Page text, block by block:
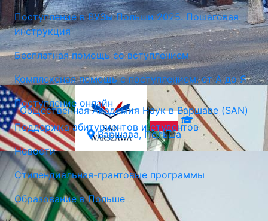
Общественная Академия Наук в Варшаве (SAN)
Варшава, Польша
Поступление в ВУЗы Польши 2025. Пошаговая
инструкция
Бесплатная помощь со вступлением
Комплексная помощь с поступлением: от А до Я
Поступление онлайн
Поддержка абитуриентов и студентов
Новости
Стипендиальная-грантовые программы
Образование в Польше